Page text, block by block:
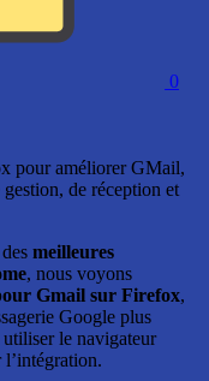
0
pour améliorer GMail,
de réception et
meilleures
, nous voyons
Gmail sur Firefox,
Google plus
utiliser le navigateur